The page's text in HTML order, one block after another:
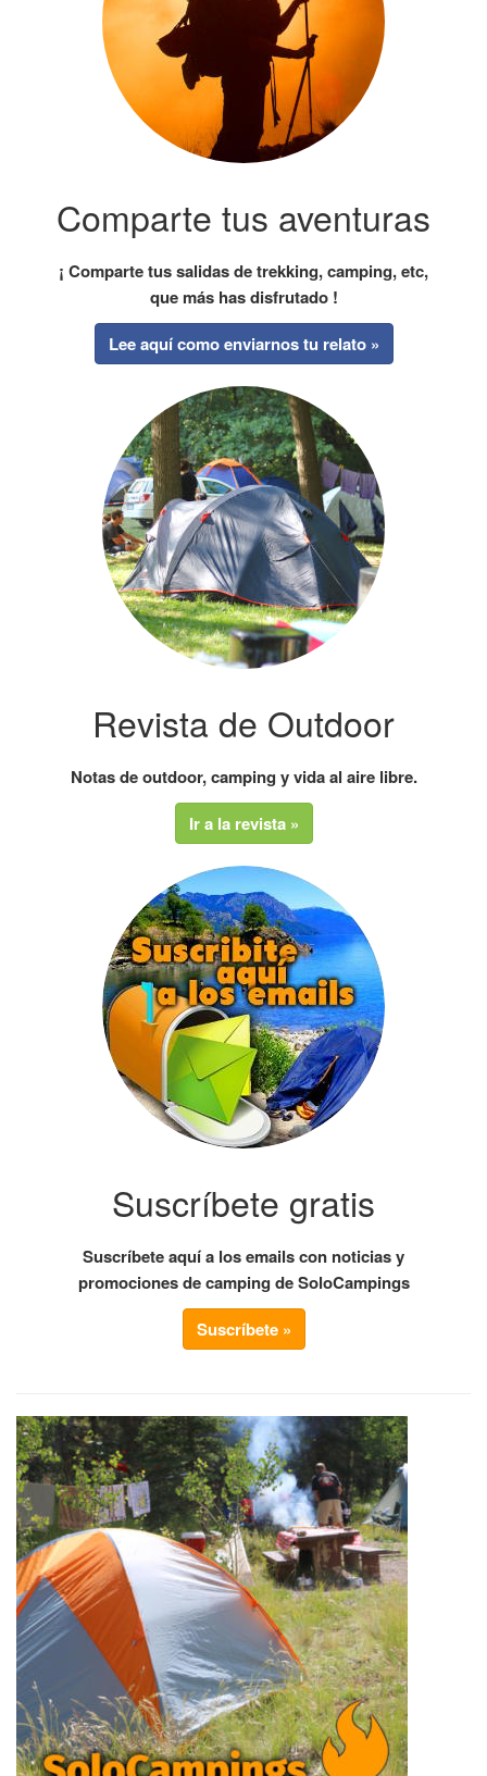
Comparte tus aventuras
¡ Comparte tus salidas de trekking, camping, etc,
que más has disfrutado !
Lee aquí como enviarnos tu relato »
Revista de Outdoor
Notas de outdoor, camping y vida al aire libre.
Ir a la revista »
Suscríbete gratis
Suscríbete aquí a los emails con noticias y
promociones de camping de SoloCampings
Suscríbete »